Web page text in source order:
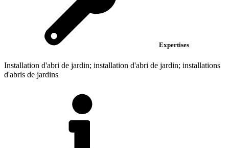
Expertises
Installation d'abri de jardin; installation d'abri de jardin; installations
d'abris de jardins